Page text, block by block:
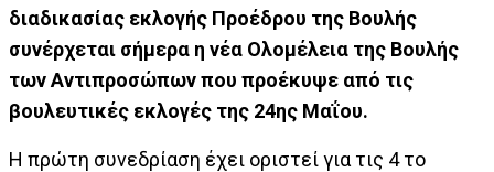
διαδικασίας εκλογής Προέδρου της Βουλής
συνέρχεται σήμερα η νέα Ολομέλεια της Βουλής
των Αντιπροσώπων που προέκυψε από τις
βουλευτικές εκλογές της 24ης Μαΐου.
Η πρώτη συνεδρίαση έχει οριστεί για τις 4 το